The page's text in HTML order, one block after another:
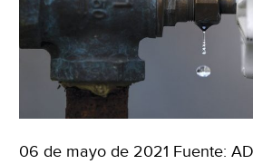
06 de mayo de 2021 Fuente: